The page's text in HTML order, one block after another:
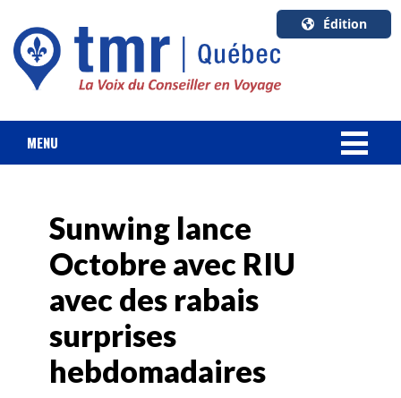
Édition
U.S.A.
English
Canada
MENU
FORFAIT VACANCES
CROISIÈRES
HOTELS & RESORTS
DESTINATIONS
Sunwing lance
Octobre avec RIU
avec des rabais
surprises
hebdomadaires